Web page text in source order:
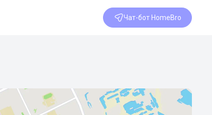
Чат-бот HomeBro